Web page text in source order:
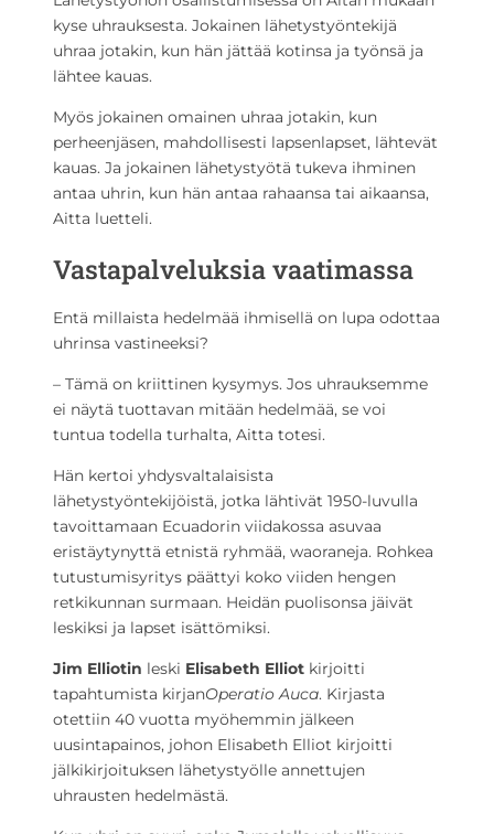
kyse uhrauksesta. Jokainen lähetystyöntekijä
uhraa jotakin, kun hän jättää kotinsa ja työnsä ja
lähtee kauas.
Myös jokainen omainen uhraa jotakin, kun
perheenjäsen, mahdollisesti lapsenlapset, lähtevät
kauas. Ja jokainen lähetystyötä tukeva ihminen
antaa uhrin, kun hän antaa rahaansa tai aikaansa,
Aitta luetteli.
Vastapalveluksia vaatimassa
Entä millaista hedelmää ihmisellä on lupa odottaa
uhrinsa vastineeksi?
– Tämä on kriittinen kysymys. Jos uhrauksemme
ei näytä tuottavan mitään hedelmää, se voi
tuntua todella turhalta, Aitta totesi.
Hän kertoi yhdysvaltalaisista
lähetystyöntekijöistä, jotka lähtivät 1950-luvulla
tavoittamaan Ecuadorin viidakossa asuvaa
eristäytynyttä etnistä ryhmää, waoraneja. Rohkea
tutustumisyritys päättyi koko viiden hengen
retkikunnan surmaan. Heidän puolisonsa jäivät
leskiksi ja lapset isättömiksi.
Jim Elliotin leski Elisabeth Elliot kirjoitti
tapahtumista kirjanOperatio Auca. Kirjasta
otettiin 40 vuotta myöhemmin jälkeen
uusintapainos, johon Elisabeth Elliot kirjoitti
jälkikirjoituksen lähetystyölle annettujen
uhrausten hedelmästä.